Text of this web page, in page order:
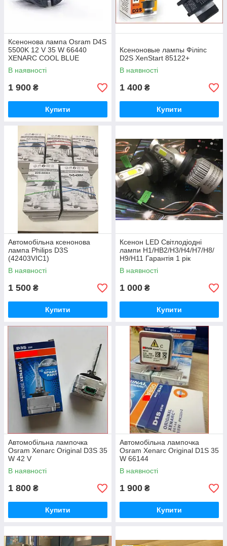
Ксенонова лампа Osram D4S
5500K 12 V 35 W 66440
XENARC COOL BLUE
INTENSE
В наявності
1 900 ₴
Купити
Ксеноновые лампы Філiпс
D2S XenStart 85122+
В наявності
1 400 ₴
Купити
Автомобільна ксенонова
лампа Philips D3S
(42403VIC1)
В наявності
1 500 ₴
Купити
Ксенон LED Світлодіодні
лампи Н1/HB2/Н3/H4/Н7/Н8/
Н9/Н11 Гарантія 1 рік
В наявності
1 000 ₴
Купити
Автомобільна лампочка
Osram Xenarc Original D3S 35
W 42 V
В наявності
1 800 ₴
Купити
Автомобільна лампочка
Osram Xenarc Original D1S 35
W 66144
В наявності
1 900 ₴
Купити